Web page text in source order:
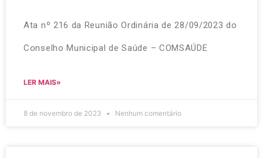
Ata nº 216 da Reunião Ordinária de 28/09/2023 do
Conselho Municipal de Saúde – COMSAÚDE
LER MAIS»
8 de novembro de 2023 Nenhum comentário